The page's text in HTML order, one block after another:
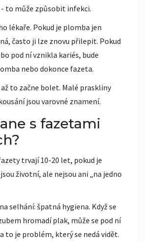
- to může způsobit infekci.
lékaře. Pokud je plomba jen
často ji lze znovu přilepit. Pokud
pod ní vznikla kariés, bude
nebo dokonce fazeta.
to začne bolet. Malé praskliny
jsou varovné znamení.
s fazetami
trvají 10-20 let, pokud je
životní, ale nejsou ani „na jedno
selhání: špatná hygiena. Když se
hromadí plak, může se pod ní
to je problém, který se nedá vidět.